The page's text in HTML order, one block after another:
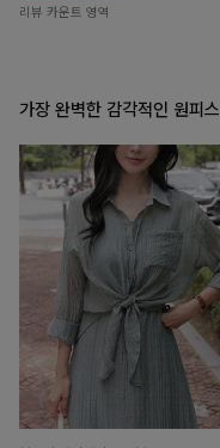
리뷰 카운트 영역
가장 완벽한 감각적인 원피스